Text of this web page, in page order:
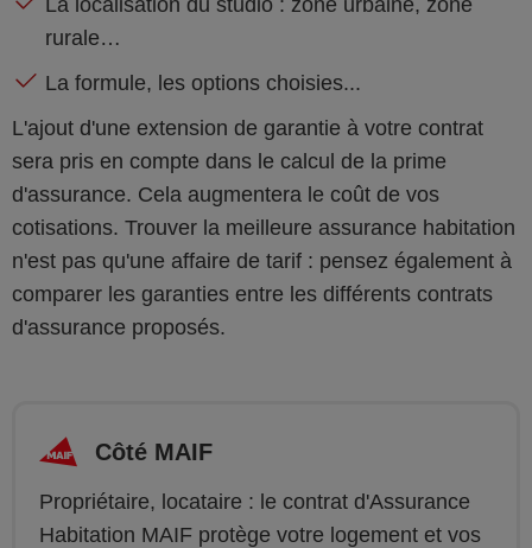
La localisation du studio : zone urbaine, zone
rurale…
La formule, les options choisies...
L'ajout d'une extension de garantie à votre contrat
sera pris en compte dans le calcul de la prime
d'assurance. Cela augmentera le coût de vos
cotisations. Trouver la meilleure assurance habitation
n'est pas qu'une affaire de tarif : pensez également à
comparer les garanties entre les différents contrats
d'assurance proposés.
Côté MAIF
Propriétaire, locataire : le contrat d'Assurance
Habitation MAIF protège votre logement et vos